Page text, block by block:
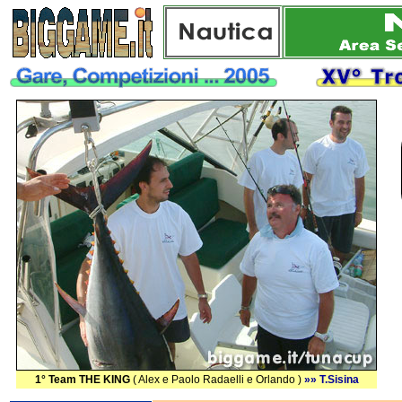
1° Team THE KING( Alex e Paolo Radaelli e Orlando ) »» T.Sisina